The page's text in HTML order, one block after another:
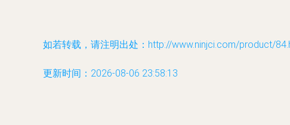
如若转载，请注明出处：http://www.ninjci.com/product/
更新时间：2026-08-06 23:58:13